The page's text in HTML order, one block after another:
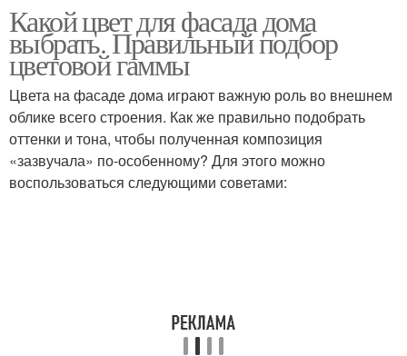
Какой цвет для фасада дома
выбрать. Правильный подбор
цветовой гаммы
Цвета на фасаде дома играют важную роль во внешнем
облике всего строения. Как же правильно подобрать
оттенки и тона, чтобы полученная композиция
«зазвучала» по-особенному? Для этого можно
воспользоваться следующими советами: